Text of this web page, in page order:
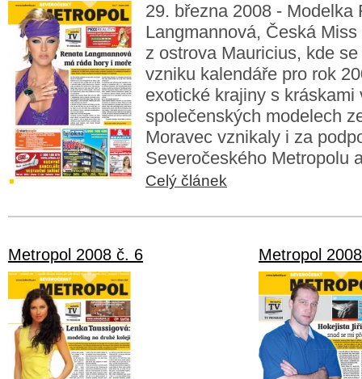
29. března 2008 - Modelka
Langmannová, Česká
z ostrova Mauricius, kde
vzniku kalendáře pro rok
exotické krajiny s kráskami
společenských modelech
Moravec vznikaly i za
Severočeského Metropolu
Celý článek
Metropol 2008 č. 6 Metropol